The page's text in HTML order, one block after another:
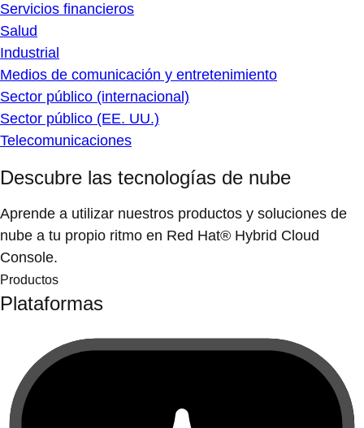
Servicios financieros
Salud
Industrial
Medios de comunicación y entretenimiento
Sector público (internacional)
Sector público (EE. UU.)
Telecomunicaciones
Descubre las tecnologías de nube
Aprende a utilizar nuestros productos y soluciones de
nube a tu propio ritmo en Red Hat® Hybrid Cloud
Console.
Productos
Plataformas